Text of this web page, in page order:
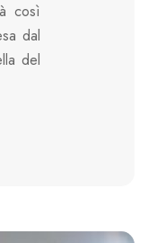
così
dal
del